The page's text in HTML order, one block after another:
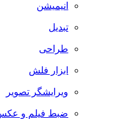
انیمیشن
تبدیل
طراحی
ابزار فلش
ویرایشگر تصویر
ضبط فيلم و